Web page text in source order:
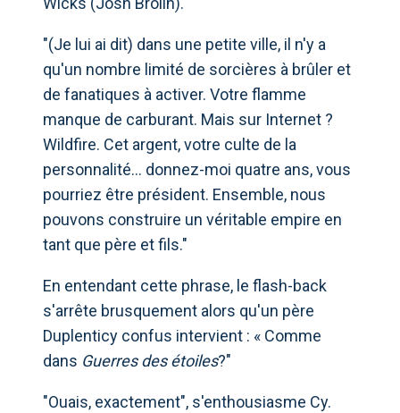
"(Je lui ai dit) dans une petite ville, il n'y a
qu'un nombre limité de sorcières à brûler et
de fanatiques à activer. Votre flamme
manque de carburant. Mais sur Internet ?
Wildfire. Cet argent, votre culte de la
personnalité... donnez-moi quatre ans, vous
pourriez être président. Ensemble, nous
pouvons construire un véritable empire en
tant que père et fils."
En entendant cette phrase, le flash-back
s'arrête brusquement alors qu'un père
Duplenticy confus intervient : « Comme
dans Guerres des étoiles?"
"Ouais, exactement", s'enthousiasme Cy.